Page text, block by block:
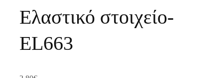
Ελαστικό στοιχείο-
EL663